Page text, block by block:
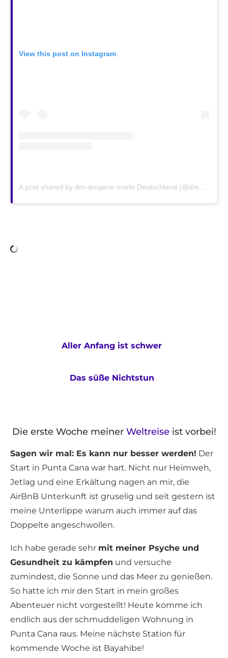
View this post on Instagram
A post shared by dm-drogerie markt Deutschland (@dm_deutschland)
Aller Anfang ist schwer
Das süße Nichtstun
Die erste Woche meiner Weltreiseist vorbei!
Sagen wir mal: Es kann nur besser werden! Der
Start in Punta Cana war hart. Nicht nur Heimweh,
Jetlag und eine Erkältung nagen an mir, die
AirBnB Unterkunft ist gruselig und seit gestern ist
meine Unterlippe warum auch immer auf das
Doppelte angeschwollen.
Ich habe gerade sehr mit meiner Psyche und
Gesundheit zu kämpfen und versuche
zumindest, die Sonne und das Meer zu genießen.
So hatte ich mir den Start in mein großes
Abenteuer nicht vorgestellt! Heute komme ich
endlich aus der schmuddeligen Wohnung in
Punta Cana raus. Meine nächste Station für
kommende Woche ist Bayahibe!